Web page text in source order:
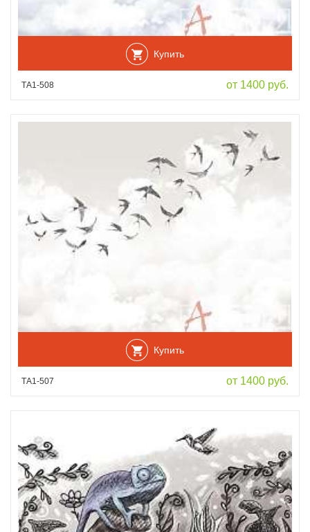
Купить
ТА1-508 от 1400 руб.
Купить
ТА1-507 от 1400 руб.